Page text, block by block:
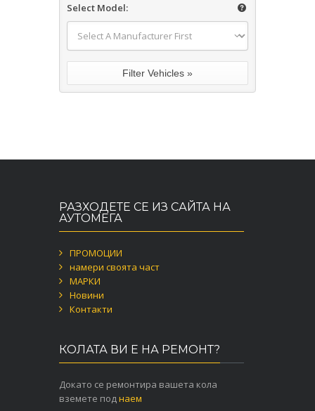
Select Model:
РАЗХОДЕТЕ СЕ ИЗ САЙТА НА
АУТОМЕГА
ПРОМОЦИИ
намери своята част
МАРКИ
Новини
Контакти
КОЛАТА ВИ Е НА РЕМОНТ?
Докато се ремонтира вашета кола
вземете поднаем